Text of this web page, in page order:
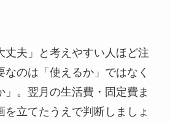
丈夫」と考えやすい人ほど注
のは「使えるか」ではなく
」。翌月の生活費・固定費ま
を立てたうえで判断しましょ